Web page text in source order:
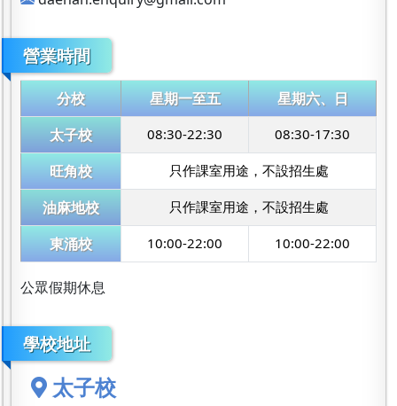
營業時間
分校 星期一至五
星期六、日
太子校
08:30-22:30 08:30-17:30
旺角校 只作課室用途，不設招生處
油麻地校 只作課室用途，不設招生處
東涌校 10:00-22:00 10:00-22:00
公眾假期休息
學校地址
太子校